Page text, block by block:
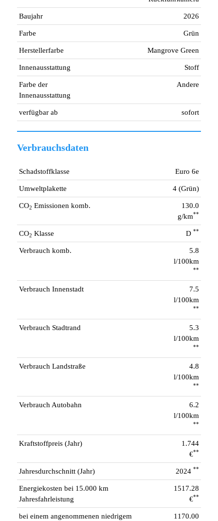
Baujahr 2026
Farbe Grün
Herstellerfarbe Mangrove Green
Innenausstattung Stoff
Farbe der
Innenausstattung
Andere
verfügbar ab sofort
Verbrauchsdaten
Schadstoffklasse Euro 6e
Umweltplakette 4 (Grün)
CO2 Emissionen komb.
130.0
g/km**
CO2 Klasse D **
Verbrauch komb.
5.8
l/100km
**
Verbrauch Innenstadt
7.5
l/100km
**
Verbrauch Stadtrand
5.3
l/100km
**
Verbrauch Landstraße
4.8
l/100km
**
Verbrauch Autobahn
6.2
l/100km
**
Kraftstoffpreis (Jahr)
1.744
€**
Jahresdurchschnitt (Jahr) 2024 **
Energiekosten bei 15.000 km
Jahresfahrleistung
1517.28
€**
bei einem angenommenen niedrigem
1170.00